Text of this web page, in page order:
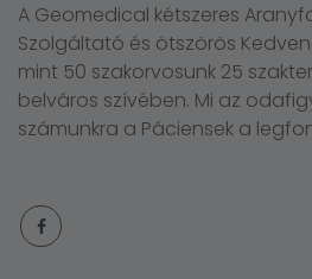
A Geomedical kétszeres
Szolgáltató és ötszörös
mint 50 szakorvosunk 25
belváros szívében. Mi az
számunkra a Páciensek a